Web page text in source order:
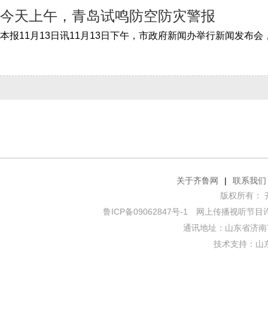
今天上午，青岛试鸣防空防灾警报
关于齐鲁网 |
联系我们
版权所有：
鲁ICP备09062847号-1
网上传播视听节目
通讯地址：山东省济
技术支持： 山